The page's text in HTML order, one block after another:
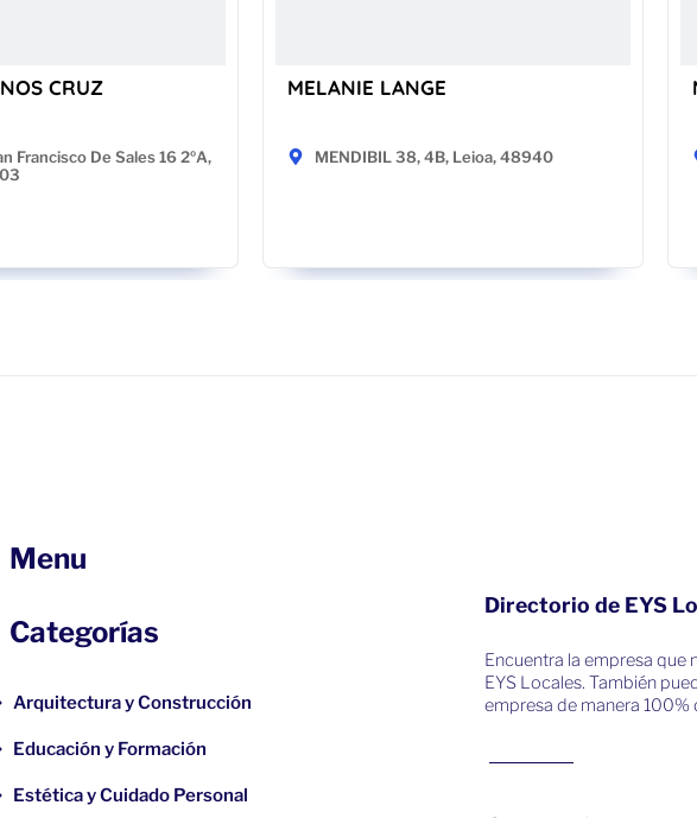
CRUZ
Francisco De Sales 16 2ºA,
MELANIE LANGE
MENDIBIL 38, 4B, Leioa, 48940
Menu
Categorías
Arquitectura y Construcción
Educación y Formación
Estética y Cuidado Personal
Directorio de EYS
Encuentra la empresa que
EYS Locales. También
empresa de manera 100%